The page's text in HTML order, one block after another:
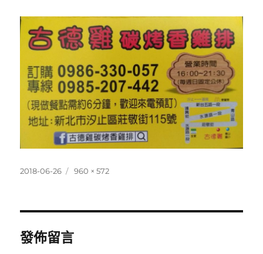
發
2018-06-26
完
960 × 572
發佈留言